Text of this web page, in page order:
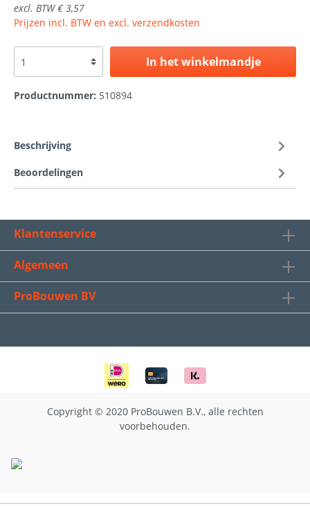
excl. BTW € 3,57
Prijzen incl. BTW en excl. verzendkosten
In het winkelmandje
Productnummer: 510894
Beschrijving
Beoordelingen
Klantenservice
Algemeen
ProBouwen BV
Copyright © 2020 ProBouwen B.V., alle rechten
voorbehouden.